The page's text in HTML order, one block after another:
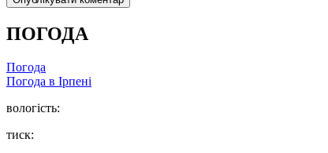
ПОГОДА
Погода
Погода в Ірпені
вологість:
тиск: